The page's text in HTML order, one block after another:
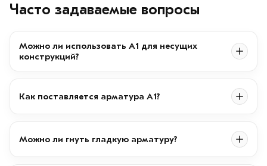
Часто задаваемые вопросы
Можно ли использовать А1 для несущих
конструкций?
Как поставляется арматура А1?
Можно ли гнуть гладкую арматуру?